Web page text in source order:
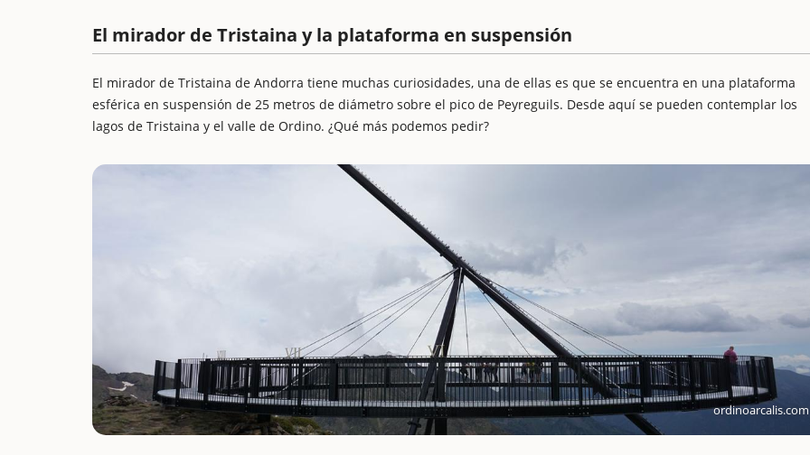
El mirador de Tristaina y la plataforma en suspensión
El mirador de Tristaina de Andorra tiene muchas curiosidades, una de ellas es que se encuentra en una plataforma
esférica en suspensión de 25 metros de diámetro sobre el pico de Peyreguils. Desde aquí se pueden contemplar los
lagos de Tristaina y el valle de Ordino. ¿Qué más podemos pedir?
ordinoarcalis.com